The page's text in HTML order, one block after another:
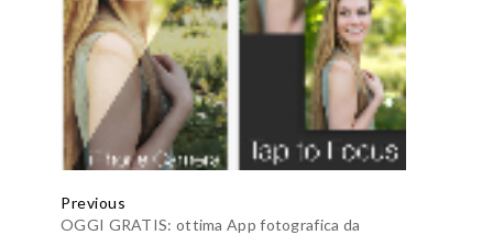
Previous
OGGI GRATIS: ottima App fotografica da